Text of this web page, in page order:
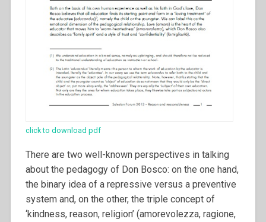
click to download pdf
There are two well-known perspectives in talking
about the pedagogy of Don Bosco: on the one hand,
the binary idea of a repressive versus a preventive
system and, on the other, the triple concept of
‘kindness, reason, religion’ (amorevolezza, ragione,